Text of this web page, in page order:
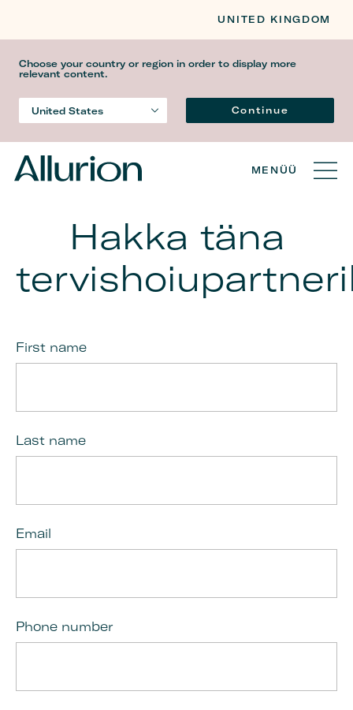
UNITED KINGDOM
Choose your country or region in order to display more
relevant content.
United States Continue
MENÜÜ
Hakka täna
First name
Last name
Email
Phone number